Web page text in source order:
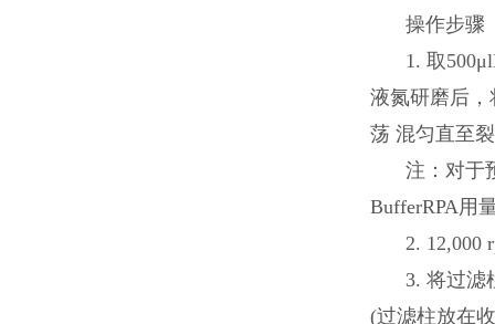
操作步骤
1. 取
液氮研磨后，
荡 混匀直至
注：对于
BufferRPA用
2. 12,000
3. 将过滤
(过滤柱放在